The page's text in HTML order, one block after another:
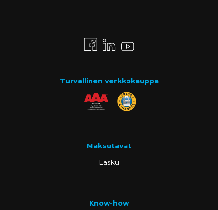
Turvallinen verkkokauppa
Maksutavat
Lasku
Know-how